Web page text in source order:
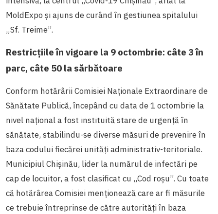
MoldExpo și ajuns de curând în gestiunea spitalului
„Sf. Treime”.
Restricțiile în vigoare la 9 octombrie: câte 3 în
parc, câte 50 la sărbătoare
Conform hotărârii Comisiei Naționale Extraordinare de
Sănătate Publică, începând cu data de 1 octombrie la
nivel național a fost instituită stare de urgență în
sănătate, stabilindu-se diverse măsuri de prevenire în
baza codului fiecărei unități administrativ-teritoriale.
Municipiul Chișinău, lider la numărul de infectări pe
cap de locuitor, a fost clasificat cu „Cod roșu”. Cu toate
că hotărârea Comisiei menționează care ar fi măsurile
ce trebuie întreprinse de către autorități în baza